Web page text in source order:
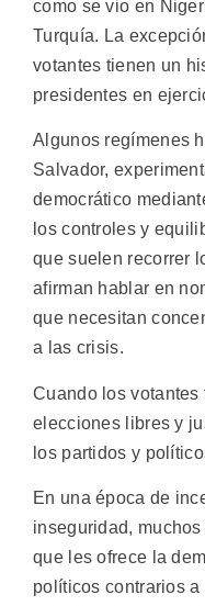
como se vio en
Turquía. La
votantes tienen un
presidentes en
Algunos regímenes
Salvador,
democrático
los controles y
que suelen recorrer
afirman hablar en
que necesitan
a las crisis.
Cuando los votantes
elecciones libres y
los partidos y
En una época de
inseguridad,
que les ofrece la
políticos contrarios